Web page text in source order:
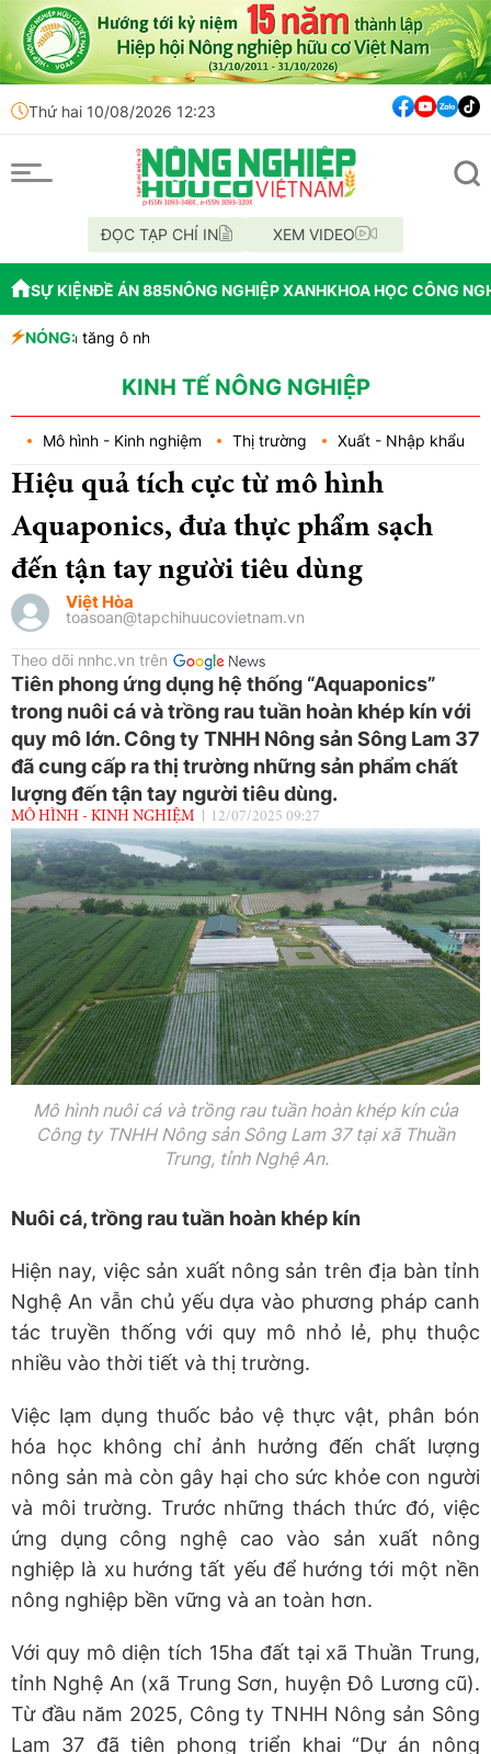
Thứ hai 10/08/2026 12:23
ĐỌC TẠP CHÍ IN XEM VIDEO
SỰ KIỆNĐỀ ÁN 885NÔNG NGHIỆP XANHKHOA HỌC CÔNG
NÓNG:
ô nhiễm vi nhựa
KINH TẾ NÔNG NGHIỆP
Mô hình - Kinh nghiệm Thị trường Xuất - Nhập khẩu
Hiệu quả tích cực từ mô hình
Aquaponics, đưa thực phẩm sạch
đến tận tay người tiêu dùng
Việt Hòa
toasoan@tapchihuucovietnam.vn
Theo dõi nnhc.vn trên
Tiên phong ứng dụng hệ thống “Aquaponics”
trong nuôi cá và trồng rau tuần hoàn khép kín với
quy mô lớn. Công ty TNHH Nông sản Sông Lam 37
đã cung cấp ra thị trường những sản phẩm chất
lượng đến tận tay người tiêu dùng.
MÔ HÌNH - KINH NGHIỆM 12/07/2025 09:27
Mô hình nuôi cá và trồng rau tuần hoàn khép kín của
Công ty TNHH Nông sản Sông Lam 37 tại xã Thuần
Trung, tỉnh Nghệ An.
Nuôi cá, trồng rau tuần hoàn khép kín
Hiện nay, việc sản xuất nông sản trên địa bàn tỉnh
Nghệ An vẫn chủ yếu dựa vào phương pháp canh
tác truyền thống với quy mô nhỏ lẻ, phụ thuộc
nhiều vào thời tiết và thị trường.
Việc lạm dụng thuốc bảo vệ thực vật, phân bón
hóa học không chỉ ảnh hưởng đến chất lượng
nông sản mà còn gây hại cho sức khỏe con người
và môi trường. Trước những thách thức đó, việc
ứng dụng công nghệ cao vào sản xuất nông
nghiệp là xu hướng tất yếu để hướng tới một nền
nông nghiệp bền vững và an toàn hơn.
Với quy mô diện tích 15ha đất tại xã Thuần Trung,
tỉnh Nghệ An (xã Trung Sơn, huyện Đô Lương cũ).
Từ đầu năm 2025, Công ty TNHH Nông sản Sông
Lam 37 đã tiên phong triển khai “Dự án nông